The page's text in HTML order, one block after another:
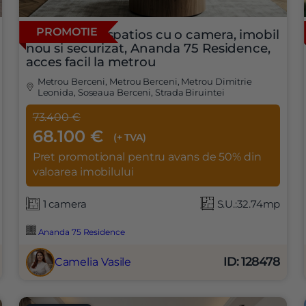
PROMOTIE
Apartament spatios cu o camera, imobil
nou si securizat, Ananda 75 Residence,
acces facil la metrou
Metrou Berceni, Metrou Berceni, Metrou Dimitrie
Leonida, Soseaua Berceni, Strada Biruintei
73.400 €
68.100 € (+ TVA)
Pret promotional pentru avans de 50% din
valoarea imobilului
1 camera S.U.:32.74mp
Ananda 75 Residence
Camelia Vasile ID: 128478